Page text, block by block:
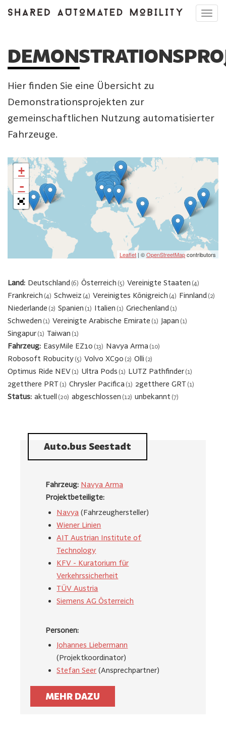
Hier finden Sie eine Übersicht zu
Demonstrationsprojekten zur
gemeinschaftlichen Nutzung automatisierter
Fahrzeuge.
Die Karte wird geladen …
+
-
Leaflet | ©OpenStreetMapcontributors
Land Deutschland (6) Österreich (5) Vereinigte Staaten (4)
Frankreich (4) Schweiz (4) Vereinigtes Königreich (4) Finnland (2)
Niederlande (2) Spanien (1) Italien (1) Griechenland (1)
Schweden (1) Vereinigte Arabische Emirate (1) Japan (1)
Singapur (1) Taiwan (1)
Fahrzeug EasyMile EZ10 (13) Navya Arma (10)
Robosoft Robucity (5) Volvo XC90 (2) Olli (2)
Optimus Ride NEV (1) Ultra Pods (1) LUTZ Pathfinder (1)
2getthere PRT (1) Chrysler Pacifica (1) 2getthere GRT (1)
Status aktuell (20) abgeschlossen (12) unbekannt (7)
Auto.bus Seestadt
Fahrzeug: Navya Arma
Projektbeteiligte:
Navya (Fahrzeughersteller)
Wiener Linien
AIT Austrian Institute of
Technology
KFV - Kuratorium für
Verkehrssicherheit
TÜV Austria
Siemens AG Österreich
Personen:
Johannes Liebermann
(Projektkoordinator)
Stefan Seer (Ansprechpartner)
MEHR DAZU